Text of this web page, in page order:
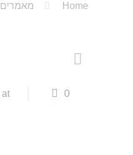
Home מאמרים
0
at